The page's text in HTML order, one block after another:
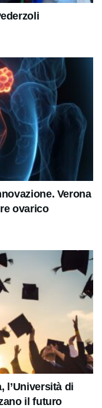
Verona
ovarico
l’Università di
il futuro